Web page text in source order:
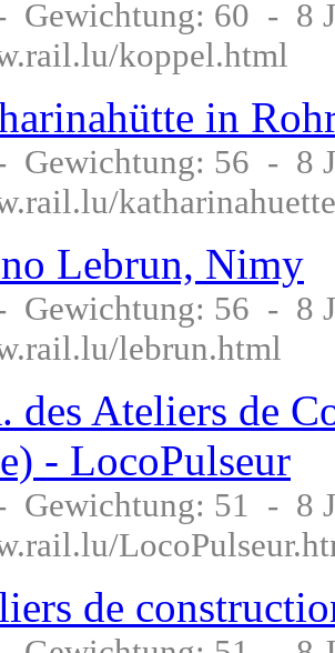
Gewichtung: 60 - 8
koppel.html
in
Gewichtung: 56 - 8
Lebrun, Nimy
Gewichtung: 56 - 8
lebrun.html
des Ateliers de
- LocoPulseur
Gewichtung: 51 - 8
de